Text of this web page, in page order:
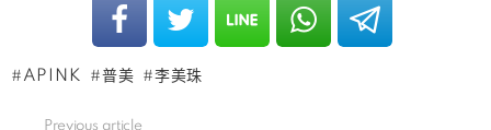
APINK 普美 李美珠
Previous article